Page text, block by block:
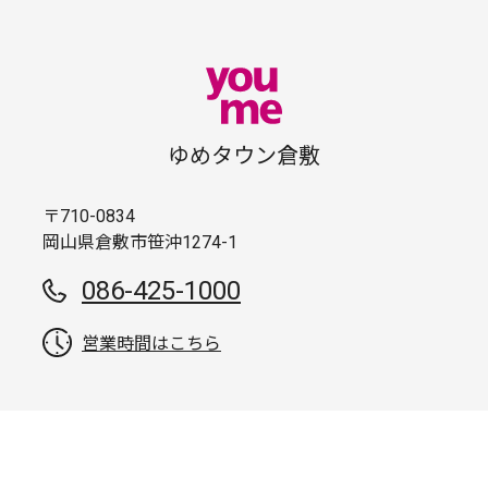
ゆめタウン倉敷
〒710-0834
岡山県倉敷市笹沖1274-1
086-425-1000
営業時間はこちら